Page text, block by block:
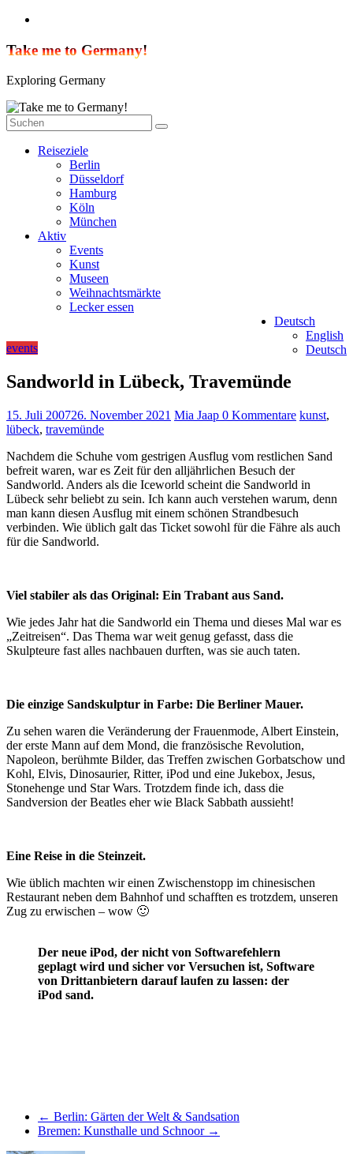
Zum
springen
Take me to Germany!
Exploring Germany
Reiseziele
Berlin
Düsseldorf
Hamburg
Köln
München
Aktiv
Events
Kunst
Museen
Weihnachtsmärkte
Lecker essen
Deutsch
English
Deutsch
events
Sandworld in Lübeck, Travemünde
15. Juli 200726. November 2021 Mia Jaap 0 Kommentare kunst,
lübeck, travemünde
Nachdem die Schuhe vom gestrigen Ausflug vom restlichen Sand
befreit waren, war es Zeit für den alljährlichen Besuch der
Sandworld. Anders als die Iceworld scheint die Sandworld in
Lübeck sehr beliebt zu sein. Ich kann auch verstehen warum, denn
man kann diesen Ausflug mit einem schönen Strandbesuch
verbinden. Wie üblich galt das Ticket sowohl für die Fähre als auch
für die Sandworld.
Viel stabiler als das Original: Ein Trabant aus Sand.
Wie jedes Jahr hat die Sandworld ein Thema und dieses Mal war es
„Zeitreisen“. Das Thema war weit genug gefasst, dass die
Skulpteure fast alles nachbauen durften, was sie auch taten.
Die einzige Sandskulptur in Farbe: Die Berliner Mauer.
Zu sehen waren die Veränderung der Frauenmode, Albert Einstein,
der erste Mann auf dem Mond, die französische Revolution,
Napoleon, berühmte Bilder, das Treffen zwischen Gorbatschow und
Kohl, Elvis, Dinosaurier, Ritter, iPod und eine Jukebox, Jesus,
Stonehenge und Star Wars. Trotzdem finde ich, dass die
Sandversion der Beatles eher wie Black Sabbath aussieht!
Eine Reise in die Steinzeit.
Wie üblich machten wir einen Zwischenstopp im chinesischen
Restaurant neben dem Bahnhof und schafften es trotzdem, unseren
Zug zu erwischen – wow 🙂
Der neue iPod, der nicht von Softwarefehlern
geplagt wird und sicher vor Versuchen ist, Software
von Drittanbietern darauf laufen zu lassen: der
iPod sand.
← Berlin: Gärten der Welt & Sandsation
Bremen: Kunsthalle und Schnoor →